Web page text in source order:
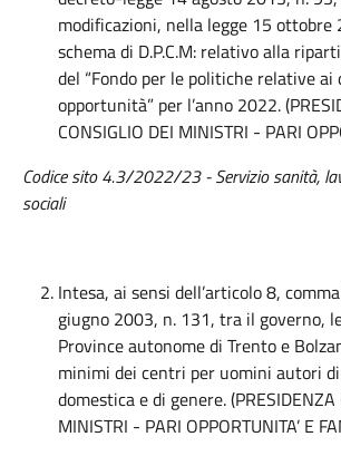
modificazioni, nella legge 15
schema di D.P.C.M: relativo alla
del “Fondo per le politiche relative
opportunità” per l’anno 2022.
CONSIGLIO DEI MINISTRI - PARI
Codice sito 4.3/2022/23 -Servizio sanità,
sociali
Intesa, ai sensi dell’articolo 8,
giugno 2003, n. 131, tra il governo,
Province autonome di Trento e
minimi dei centri per uomini autori
domestica e di genere. (PRESIDENZA
MINISTRI - PARI OPPORTUNITA’ E